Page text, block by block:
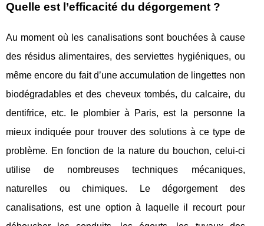
Quelle est l’efficacité du dégorgement ?
Au moment où les canalisations sont bouchées à cause
des résidus alimentaires, des serviettes hygiéniques, ou
même encore du fait d’une accumulation de lingettes non
biodégradables et des cheveux tombés, du calcaire, du
dentifrice, etc. le plombier à Paris, est la personne la
mieux indiquée pour trouver des solutions à ce type de
problème. En fonction de la nature du bouchon, celui-ci
utilise de nombreuses techniques mécaniques,
naturelles ou chimiques. Le dégorgement des
canalisations, est une option à laquelle il recourt pour